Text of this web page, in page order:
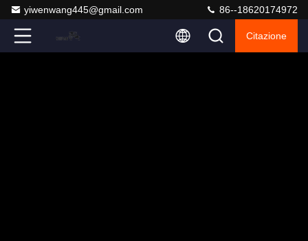
yiwenwang445@gmail.com 86--18620174972
Citazione